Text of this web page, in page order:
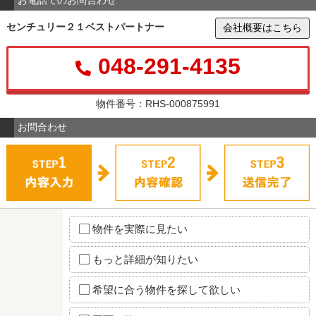
センチュリー２１ベストパートナー 会社概要はこちら
048-291-4135
物件番号：RHS-000875991
お問合わせ
物件を実際に見たい
もっと詳細が知りたい
希望に合う物件を探して欲しい